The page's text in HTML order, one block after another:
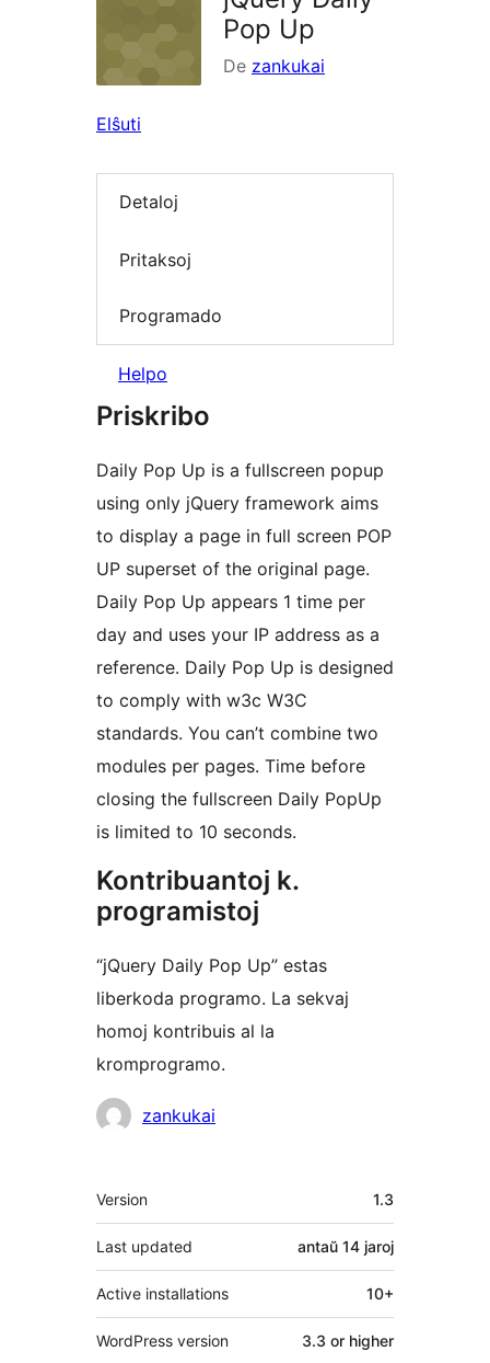
Pop Up
De zankukai
Elŝuti
Detaloj
Pritaksoj
Programado
Helpo
Priskribo
Daily Pop Up is a fullscreen popup
using only jQuery framework aims
to display a page in full screen POP
UP superset of the original page.
Daily Pop Up appears 1 time per
day and uses your IP address as a
reference. Daily Pop Up is designed
to comply with w3c W3C
standards. You can’t combine two
modules per pages. Time before
closing the fullscreen Daily PopUp
is limited to 10 seconds.
Kontribuantoj k.
programistoj
“jQuery Daily Pop Up” estas
liberkoda programo. La sekvaj
homoj kontribuis al la
kromprogramo.
Kontribuantoj
zankukai
Metadatumoj
Version 1.3
Last updated antaŭ 14 jaroj
Active installations 10+
WordPress version 3.3 or higher